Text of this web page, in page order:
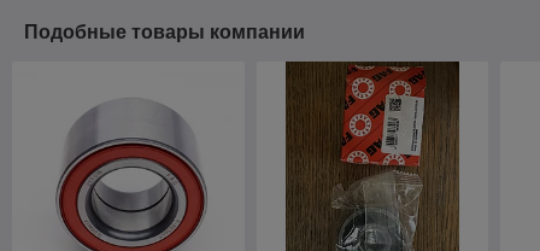
Подобные товары компании